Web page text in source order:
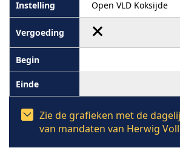
Open VLD Koksijde
Zie de grafieken met de
van mandaten van Herwig